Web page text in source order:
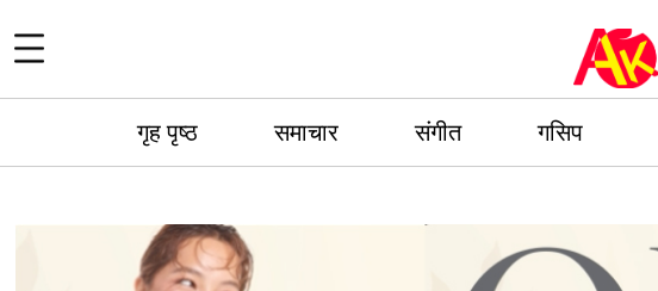
गृह पृष्ठ समाचार संगीत गसिप